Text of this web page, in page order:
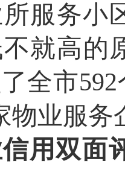
服务小
就高的
全市
物业服务
用双面